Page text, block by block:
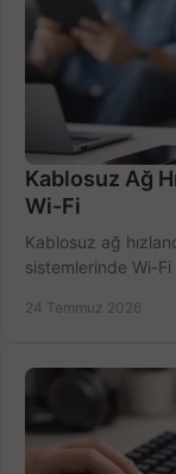
Kablosuz Ağ
Wi-Fi
Kablosuz ağ
sistemlerinde Wi-Fi
24 Temmuz 2026